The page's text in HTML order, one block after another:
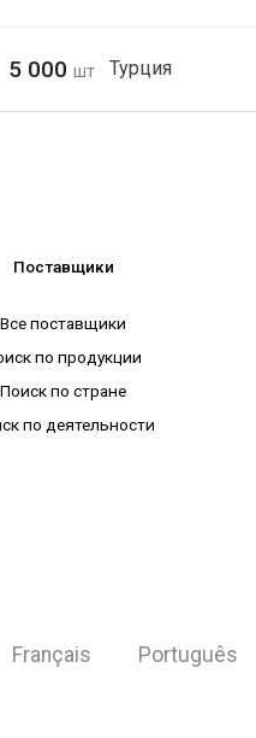
5 000шт Турция
Поставщики
Все поставщики
по продукции
Поиск по стране
по деятельности
Français Português